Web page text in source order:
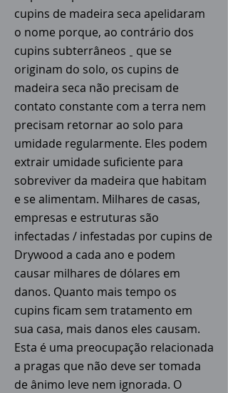
cupins de madeira seca apelidaram
o nome porque, ao contrário dos
cupins subterrâneos
que se
originam do solo, os cupins de
madeira seca não precisam de
contato constante com a terra nem
precisam retornar ao solo para
umidade regularmente. Eles podem
extrair umidade suficiente para
sobreviver da madeira que habitam
e se alimentam. Milhares de casas,
empresas e estruturas são
infectadas / infestadas por cupins de
Drywood a cada ano e podem
causar milhares de dólares em
danos. Quanto mais tempo os
cupins ficam sem tratamento em
sua casa, mais danos eles causam.
Esta é uma preocupação relacionada
a pragas que não deve ser tomada
de ânimo leve nem ignorada. O